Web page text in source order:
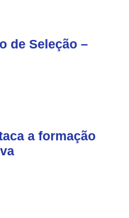
de Seleção –
a formação